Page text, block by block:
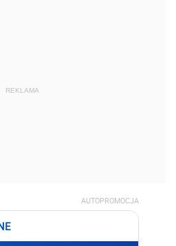
REKLAMA
AUTOPROMOCJA